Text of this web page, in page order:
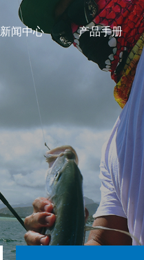
新闻中心 产品手册